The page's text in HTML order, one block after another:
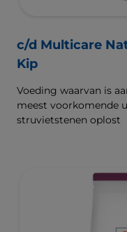
c/d Multicare
Kip
Voeding waarvan is
meest voorkomende
struvietstenen oplost